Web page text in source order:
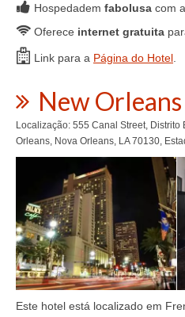
Hospedadem fabolusa com
Oferece internet gratuita
Link para a Página do Hotel
New
Localização: 555 Canal Street,
Orleans, Nova Orleans, LA 70130,
Este hotel está localizado em